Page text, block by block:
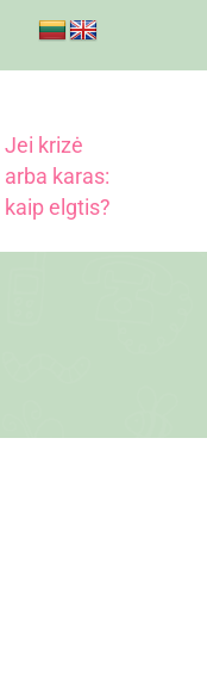
Jei krizė
arba karas:
kaip elgtis?